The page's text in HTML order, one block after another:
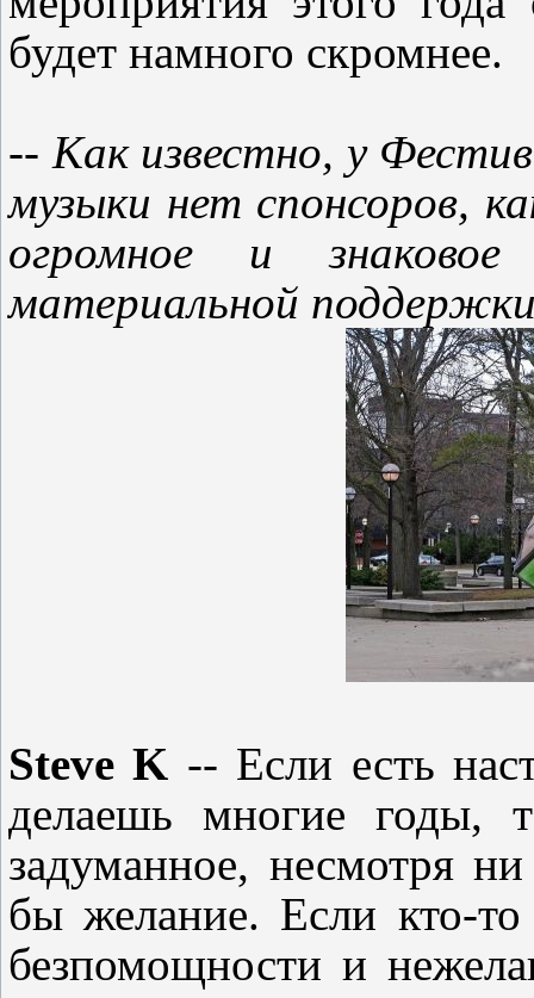
будет намного скромнее.
-- Как известно, у
музыки нет спонсоров,
огромное и
материальной
Steve K -- Если есть
делаешь многие годы,
задуманное, несмотря
бы желание. Если кто-
безпомощности и